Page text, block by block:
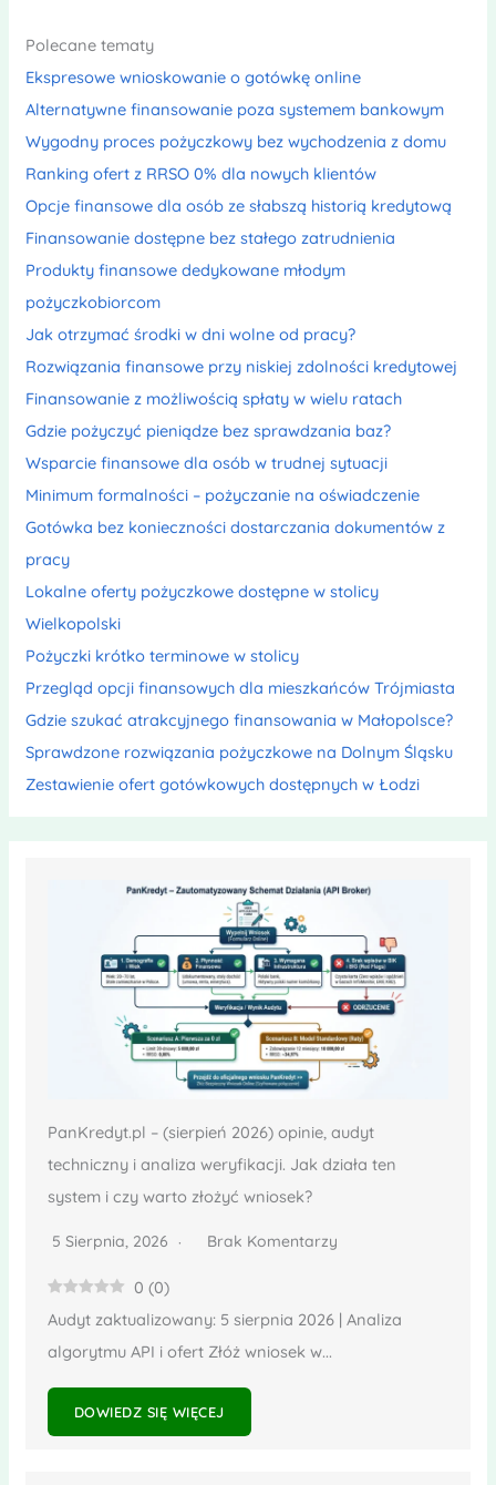
Polecane tematy
Ekspresowe wnioskowanie o gotówkę online
Alternatywne finansowanie poza systemem bankowym
Wygodny proces pożyczkowy bez wychodzenia z domu
Ranking ofert z RRSO 0% dla nowych klientów
Opcje finansowe dla osób ze słabszą historią kredytową
Finansowanie dostępne bez stałego zatrudnienia
Produkty finansowe dedykowane młodym
pożyczkobiorcom
Jak otrzymać środki w dni wolne od pracy?
Rozwiązania finansowe przy niskiej zdolności kredytowej
Finansowanie z możliwością spłaty w wielu ratach
Gdzie pożyczyć pieniądze bez sprawdzania baz?
Wsparcie finansowe dla osób w trudnej sytuacji
Minimum formalności – pożyczanie na oświadczenie
Gotówka bez konieczności dostarczania dokumentów z
pracy
Lokalne oferty pożyczkowe dostępne w stolicy
Wielkopolski
Pożyczki krótko terminowe w stolicy
Przegląd opcji finansowych dla mieszkańców Trójmiasta
Gdzie szukać atrakcyjnego finansowania w Małopolsce?
Sprawdzone rozwiązania pożyczkowe na Dolnym Śląsku
Zestawienie ofert gotówkowych dostępnych w Łodzi
PanKredyt.pl – (sierpień 2026) opinie, audyt
techniczny i analiza weryfikacji. Jak działa ten
system i czy warto złożyć wniosek?
5 Sierpnia, 2026 Brak Komentarzy
0 (0)
Audyt zaktualizowany: 5 sierpnia 2026 | Analiza
algorytmu API i ofert Złóż wniosek w...
DOWIEDZ SIĘ WIĘCEJ